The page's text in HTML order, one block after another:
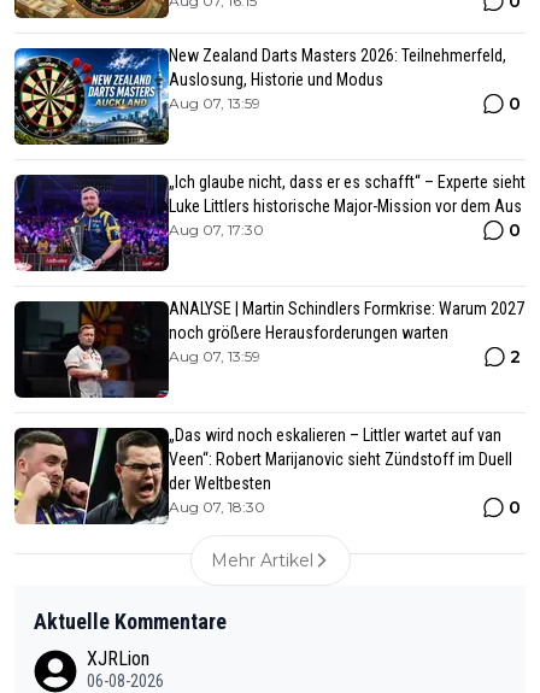
New Zealand Darts Masters 2026: Teilnehmerfeld,
Auslosung, Historie und Modus
Aug 07, 13:59 0
„Ich glaube nicht, dass er es schafft“ – Experte sieht
Luke Littlers historische Major-Mission vor dem Aus
Aug 07, 17:30 0
ANALYSE | Martin Schindlers Formkrise: Warum 2027
noch größere Herausforderungen warten
Aug 07, 13:59 2
„Das wird noch eskalieren – Littler wartet auf van
Veen“: Robert Marijanovic sieht Zündstoff im Duell
der Weltbesten
Aug 07, 18:30 0
Mehr Artikel
Aktuelle Kommentare
XJRLion
06-08-2026